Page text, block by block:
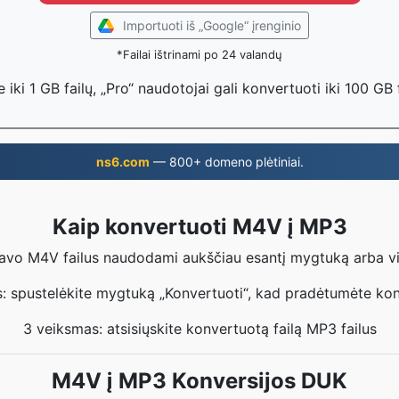
Importuoti iš „Google“ įrenginio
*Failai ištrinami po 24 valandų
1 GB failų, „Pro“ naudotojai gali konvertuoti iki 100
ns6.com — 800+ domeno plėtiniai.
Kaip konvertuoti M4V į MP3
M4V failus naudodami aukščiau esantį mygtuką arba
spustelėkite mygtuką „Konvertuoti“, kad pradėtumėte
3 veiksmas: atsisiųskite konvertuotą failą MP3 failus
M4V į MP3 Konversijos DUK